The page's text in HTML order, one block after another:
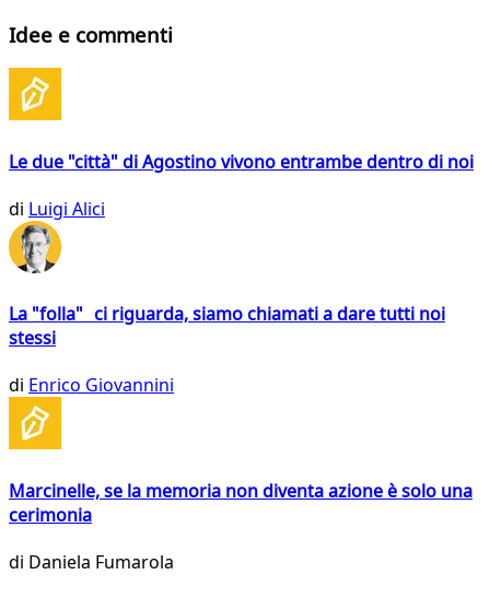
Idee e commenti
Le due "città" di Agostino vivono entrambe dentro di noi
di Luigi Alici
La "folla" ci riguarda, siamo chiamati a dare tutti noi
stessi
di Enrico Giovannini
Marcinelle, se la memoria non diventa azione è solo una
cerimonia
di Daniela Fumarola